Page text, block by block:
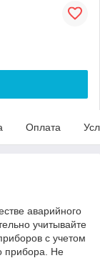
Оплата
аварийного
учитывайте
с учетом
прибора. Не